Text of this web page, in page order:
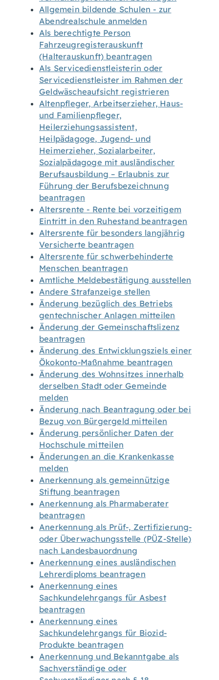
Allgemein bildende Schulen - zur
Abendrealschule anmelden
Als berechtigte Person
Fahrzeugregisterauskunft
(Halterauskunft) beantragen
Als Servicedienstleisterin oder
Servicedienstleister im Rahmen der
Geldwäscheaufsicht registrieren
Altenpfleger, Arbeitserzieher, Haus-
und Familienpfleger,
Heilerziehungsassistent,
Heilpädagoge, Jugend- und
Heimerzieher, Sozialarbeiter,
Sozialpädagoge mit ausländischer
Berufsausbildung – Erlaubnis zur
Führung der Berufsbezeichnung
beantragen
Altersrente - Rente bei vorzeitigem
Eintritt in den Ruhestand beantragen
Altersrente für besonders langjährig
Versicherte beantragen
Altersrente für schwerbehinderte
Menschen beantragen
Amtliche Meldebestätigung ausstellen
Andere Strafanzeige stellen
Änderung bezüglich des Betriebs
gentechnischer Anlagen mitteilen
Änderung der Gemeinschaftslizenz
beantragen
Änderung des Entwicklungsziels einer
Ökokonto-Maßnahme beantragen
Änderung des Wohnsitzes innerhalb
derselben Stadt oder Gemeinde
melden
Änderung nach Beantragung oder bei
Bezug von Bürgergeld mitteilen
Änderung persönlicher Daten der
Hochschule mitteilen
Änderungen an die Krankenkasse
melden
Anerkennung als gemeinnützige
Stiftung beantragen
Anerkennung als Pharmaberater
beantragen
Anerkennung als Prüf-, Zertifizierung-
oder Überwachungsstelle (PÜZ-Stelle)
nach Landesbauordnung
Anerkennung eines ausländischen
Lehrerdiploms beantragen
Anerkennung eines
Sachkundelehrgangs für Asbest
beantragen
Anerkennung eines
Sachkundelehrgangs für Biozid-
Produkte beantragen
Anerkennung und Bekanntgabe als
Sachverständige oder